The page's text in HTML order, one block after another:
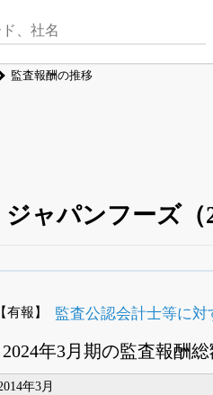
監査報酬の推移
ジャパンフーズ（
無料でβ版
登録すると永久30%OFF
【有報】 監査公認会計士等に対
2024年3月期の監査報酬
年3月